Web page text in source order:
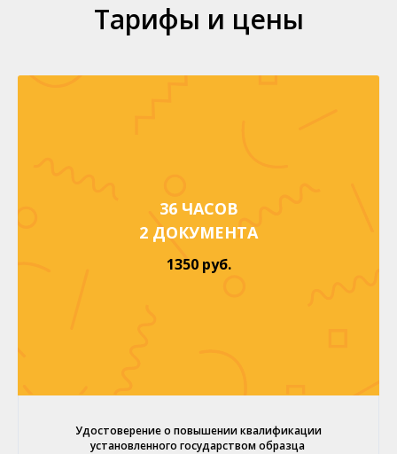
Тарифы и цены
36 ЧАСОВ
2 ДОКУМЕНТА
1350 руб.
Удостоверение о повышении квалификации
установленного государством образца